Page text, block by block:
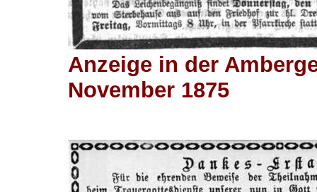
Anzeige in der
November 1875